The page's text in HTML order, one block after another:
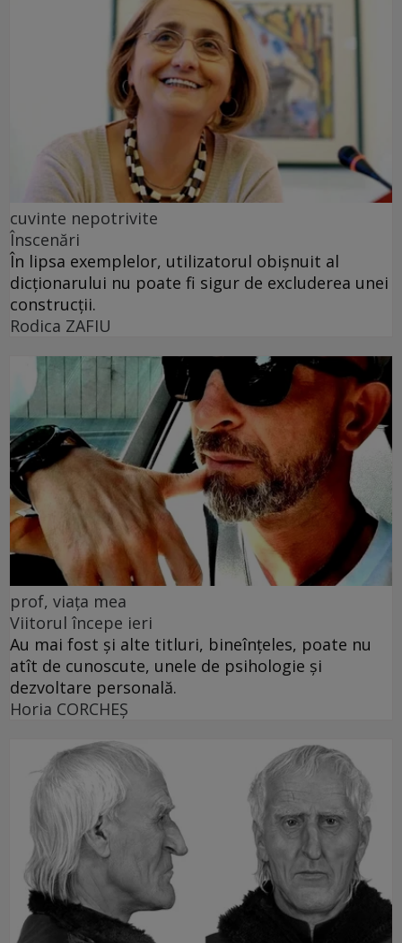
cuvinte nepotrivite
Înscenări
În lipsa exemplelor, utilizatorul obișnuit al
dicționarului nu poate fi sigur de excluderea unei
construcții.
Rodica ZAFIU
prof, viața mea
Viitorul începe ieri
Au mai fost și alte titluri, bineînțeles, poate nu
atît de cunoscute, unele de psihologie și
dezvoltare personală.
Horia CORCHEŞ